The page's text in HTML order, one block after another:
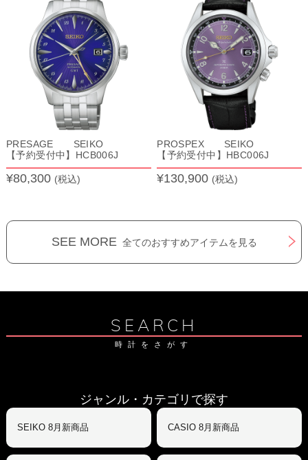
PRESAGE SEIKO
【予約受付中】HCB006J
¥80,300 (税込)
PROSPEX SEIKO
【予約受付中】HBC006J
¥130,900 (税込)
SEE MORE 全てのおすすめアイテムを見る
SEARCH
時計をさがす
ジャンル・カテゴリで探す
SEIKO 8月新商品 CASIO 8月新商品